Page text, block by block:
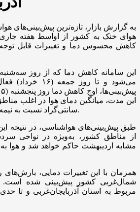
به گزارش بازار، تازه‌ترین پیش‌بینی‌های
هوای خنک به کشور از اواسط هفته
کاهش محسوس دما و تغییرات قابل
می‌شود و تا روز
سانتی‌گراد نسبت به نیمه اول هفته کاهش می‌یابد.
طبق پیش‌بینی‌های هواشناسی، در نتیجه
از مناطق کشور، به‌ویژه در نواحی
مشابه اردیبهشت حاکم خواهد شد و هوا
همزمان با این تغییرات دمایی،
شمال‌غربی کشور پیش‌بینی شده است.
مربوط به استان آذربایجان‌غربی و تا